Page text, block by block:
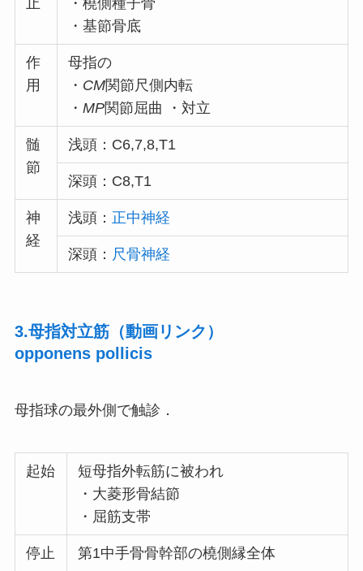
止
・橈側種子骨
・基節骨底
作
用
母指の
・ CM関節尺側内転
・MP関節屈曲 ・対立
髄
節
浅頭：C6,7,8,T1
深頭：C8,T1
神
経
浅頭： 正中神経
深頭： 尺骨神経
3.母指対立筋（動画リンク）
opponens pollicis
母指球の最外側で触診．
起始
短母指外転筋に被われ
・大菱形骨結節
・屈筋支帯
停止 第1中手骨骨幹部の橈側縁全体